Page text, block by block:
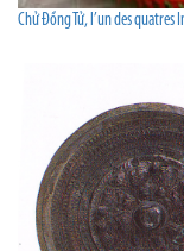
Chử Đồng Tử, l’un des